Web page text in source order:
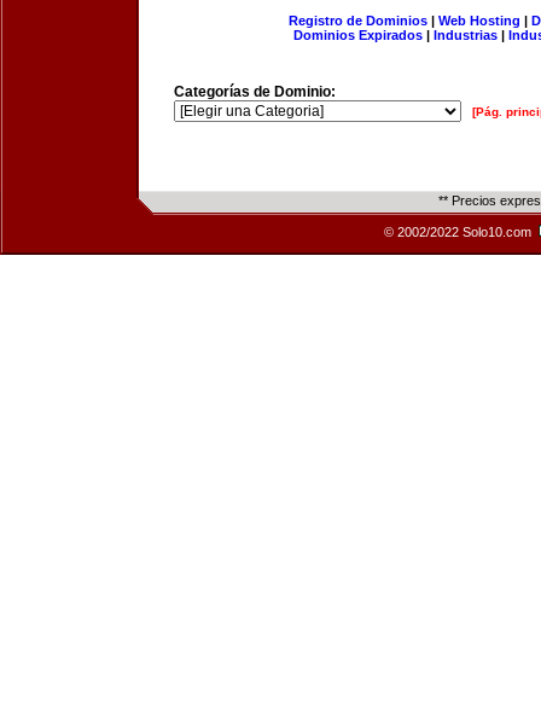
Registro de Dominios| Web Hosting |
Dominios Expirados | Industrias |
Categorías de Dominio:
[Pág.
** Precios
© 2002/2022 Solo10.com